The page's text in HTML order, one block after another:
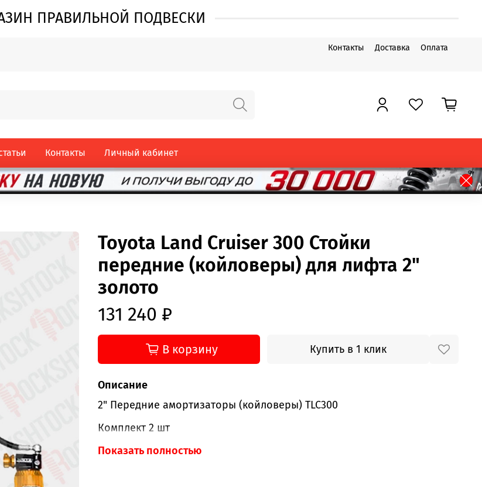
ПРАВИЛЬНОЙ ПОДВЕСКИ
Контакты Доставка Оплата
Контакты Личный кабинет
Toyota Land Cruiser 300 Стойки
передние (койловеры) для лифта 2"
золото
131 240 ₽
В корзину Купить в 1 клик
Описание
2" Передние амортизаторы (койловеры) TLC300
Комплект 2 шт
Цвет золото
Показать полностью